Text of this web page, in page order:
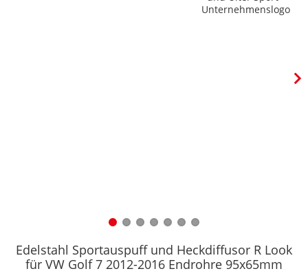
Edelstahl Sportauspuff und Heckdiffusor R Look
für VW Golf 7 2012-2016 Endrohre 95x65mm